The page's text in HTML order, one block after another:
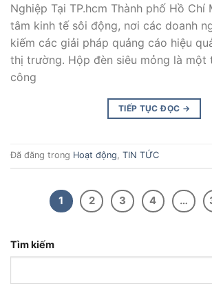
Nghiệp Tại TP.hcm Thành phố Hồ Chí
tâm kinh tế sôi động, nơi các doanh
kiếm các giải pháp quảng cáo hiệu
thị trường. Hộp đèn siêu mỏng là một
công
TIẾP TỤC ĐỌC →
Đã đăng trong Hoạt động, TIN TỨC
1 2 3 4 …
Tìm kiếm